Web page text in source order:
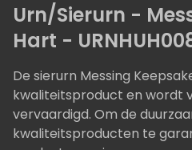
Urn/Sierurn -
Hart -
De sierurn Messing
kwaliteitsproduct en wordt
vervaardigd. Om de
kwaliteitsproducten te